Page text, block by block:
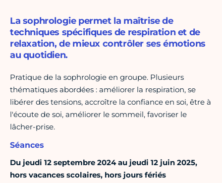
La sophrologie permet la maîtrise de
techniques spécifiques de respiration et de
relaxation, de mieux contrôler ses émotions
au quotidien.
Pratique de la sophrologie en groupe. Plusieurs
thématiques abordées : améliorer la respiration, se
libérer des tensions, accroître la confiance en soi, être à
l'écoute de soi, améliorer le sommeil, favoriser le
lâcher-prise.
Séances
Du jeudi 12 septembre 2024 au jeudi 12 juin 2025,
hors vacances scolaires, hors jours fériés